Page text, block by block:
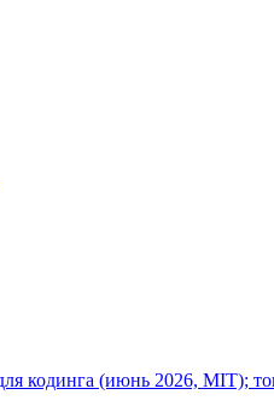
кодинга (июнь 2026, MIT);